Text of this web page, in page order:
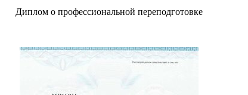
Диплом о профессиональной переподготовке